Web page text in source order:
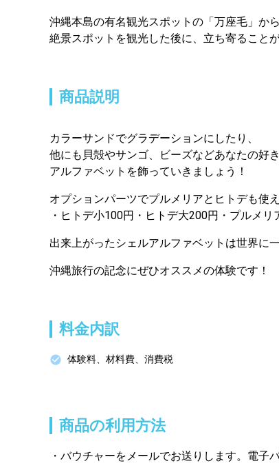
沖縄本島の有名観光スポットの「万座毛」か
絶景スポットを観光した後に、立ち寄ること
商品説明
カラーサンドでグラデーションにしたり、
他にも貝殻やサンゴ、ビーズなどあなたの好
アルファベットを飾っていきましょう！
オプションパーツでプルメリアとヒトデも使
・ヒトデ小100円・ヒトデ大200円・プルメリ
出来上がったシェルアルファベットは世界に
沖縄旅行の記念にぜひオススメの体験です！
料金内訳
体験料、材料費、消費税
商品の利用方法
バウチャーをメールでお送りします。電子